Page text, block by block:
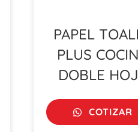
PAPEL
PLUS
DOBLE
COTIZAR